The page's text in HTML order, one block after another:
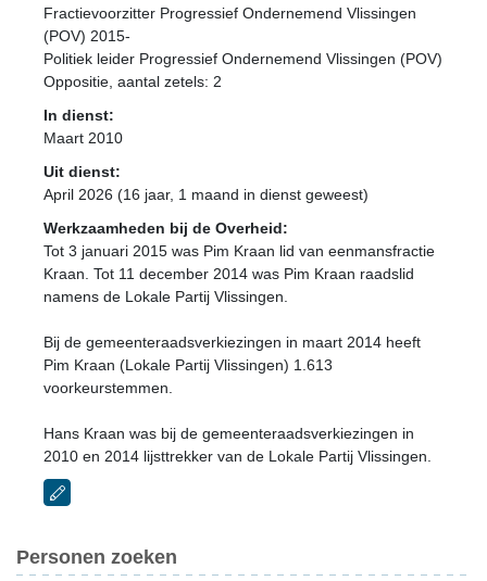
Fractievoorzitter Progressief Ondernemend Vlissingen
(POV) 2015-
Politiek leider Progressief Ondernemend Vlissingen (POV)
Oppositie , aantal zetels: 2
In dienst:
Maart 2010
Uit dienst:
April 2026 (16 jaar, 1 maand in dienst geweest)
Werkzaamheden bij de Overheid:
Tot 3 januari 2015 was Pim Kraan lid van eenmansfractie
Kraan. Tot 11 december 2014 was Pim Kraan raadslid
namens de Lokale Partij Vlissingen.
Bij de gemeenteraadsverkiezingen in maart 2014 heeft
Pim Kraan (Lokale Partij Vlissingen) 1.613
voorkeurstemmen.
Hans Kraan was bij de gemeenteraadsverkiezingen in
2010 en 2014 lijsttrekker van de Lokale Partij Vlissingen.
Personen zoeken